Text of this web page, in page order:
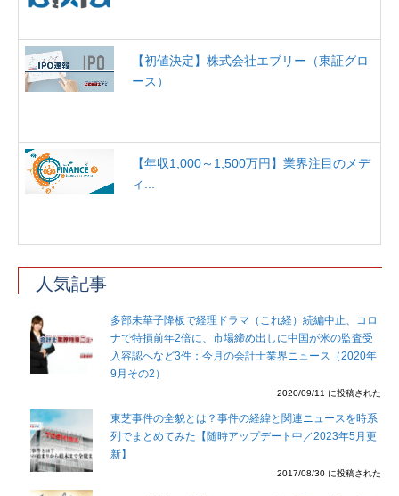
【初値決定】株式会社エブリー（東証グロ
ース）
【年収1,000～1,500万円】業界注目のメデ
ィ...
人気記事
多部未華子降板で経理ドラマ（これ経）続編中止、コロ
ナで特損前年2倍に、市場締め出しに中国が米の監査受
入容認へなど3件：今月の会計士業界ニュース（2020年
9月その2）
2020/09/11 に投稿された
東芝事件の全貌とは？事件の経緯と関連ニュースを時系
列でまとめてみた【随時アップデート中／2023年5月更
新】
2017/08/30 に投稿された